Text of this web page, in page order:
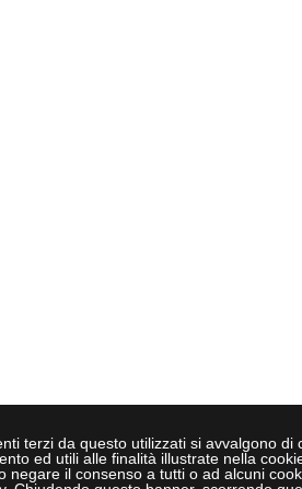
terzi da questo utilizzati si avvalgono di
ed utili alle finalità illustrate nella
negare il consenso a tutti o ad alcuni